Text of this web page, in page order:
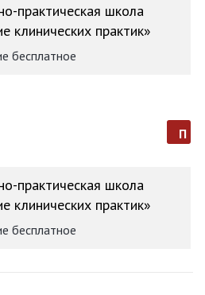
практическая школа
клинических практик»
бесплатное
п
практическая школа
клинических практик»
бесплатное